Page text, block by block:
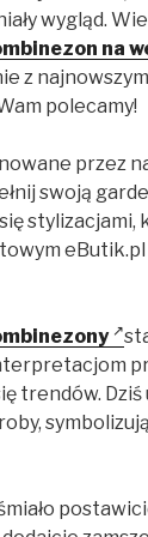
wygląd.
na
z
polecamy!
przez
swoją
trendów.